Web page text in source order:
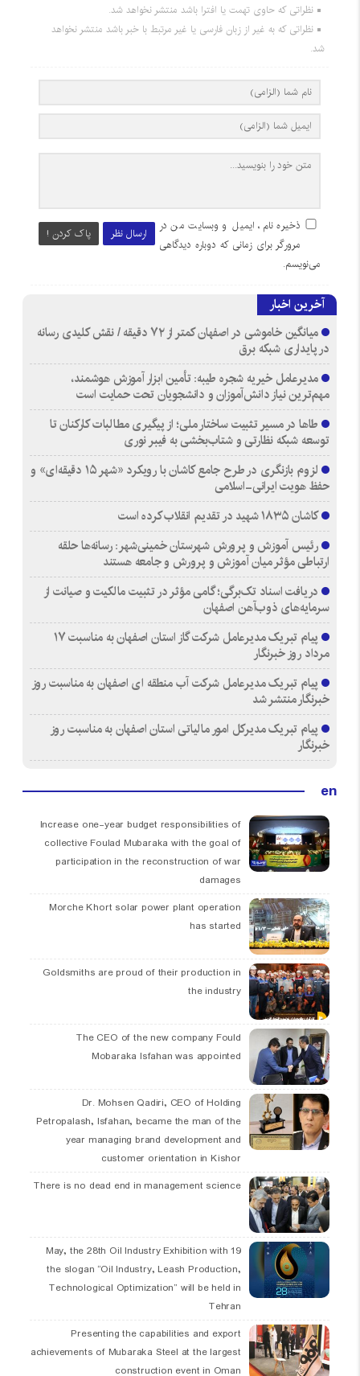
نظراتی که حاوی تهمت یا افترا باشد منتشر نخواهد شد.
نظراتی که به غیر از زبان فارسی یا غیر مرتبط با خبر باشد منتشر نخواهد
شد.
ارسال نظر پاک کردن !
ذخیره نام، ایمیل و وبسایت من در
مرورگر برای زمانی که دوباره دیدگاهی
می‌نویسم.
آخرین اخبار
میانگین خاموشی در اصفهان کمتر از ۷۲ دقیقه / نقش کلیدی رسانه
در پایداری شبکه برق
مدیرعامل خیریه شجره طیبه: تأمین ابزار آموزش هوشمند،
مهم‌ترین نیاز دانش‌آموزان و دانشجویان تحت حمایت است
طاها در مسیر تثبیت ساختار ملی؛ از پیگیری مطالبات کارکنان تا
توسعه شبکه نظارتی و شتاب‌بخشی به فیبر نوری
لزوم بازنگری در طرح جامع کاشان با رویکرد «شهر ۱۵ دقیقه‌ای» و
حفظ هویت ایرانی-اسلامی
کاشان ۱۸۳۵ شهید در تقدیم انقلاب کرده است
رئیس آموزش و پرورش شهرستان خمینی‌شهر: رسانه‌ها حلقه
ارتباطی مؤثر میان آموزش و پرورش و جامعه هستند
دریافت اسناد تک‌برگی؛ گامی مؤثر در تثبیت مالکیت و صیانت از
سرمایه‌های ذوب‌آهن اصفهان
پیام تبریک مدیرعامل شرکت گاز استان اصفهان به مناسبت ۱۷
مرداد روز خبرنگار
پیام تبریک مدیرعامل شرکت آب منطقه ای اصفهان به مناسبت روز
خبرنگار منتشر شد
پیام تبریک مدیرکل امور مالیاتی استان اصفهان به مناسبت روز
خبرنگار
en
Increase one-year budget responsibilities of
collective Foulad Mubaraka with the goal of
participation in the reconstruction of war
damages
Morche Khort solar power plant operation
has started
Goldsmiths are proud of their production in
the industry
The CEO of the new company Fould
Mobaraka Isfahan was appointed
Dr. Mohsen Qadiri, CEO of Holding
Petropalash, Isfahan, became the man of the
year managing brand development and
customer orientation in Kishor
There is no dead end in management science
19 May, the 28th Oil Industry Exhibition with
the slogan “Oil Industry, Leash Production,
Technological Optimization” will be held in
Tehran
Presenting the capabilities and export
achievements of Mubaraka Steel at the largest
construction event in Oman